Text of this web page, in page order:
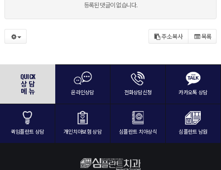
등록된 댓글이 없습니다.
주소복사 목록
QUICK
상 담
메 뉴 온라인상담 전화상담신청 카카오톡 상담
퀵임플란트 상담 개인치아보험 상담 심플란트 치아상식 심플란트 남원